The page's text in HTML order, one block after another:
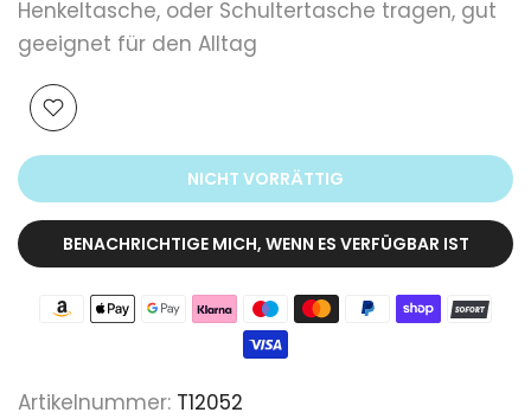
Henkeltasche, oder Schultertasche tragen, gut
geeignet für den Alltag
NICHT VORRÄTTIG
BENACHRICHTIGE MICH, WENN ES VERFÜGBAR IST
Artikelnummer: T12052